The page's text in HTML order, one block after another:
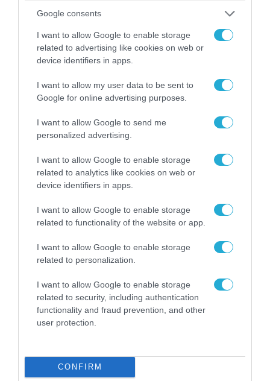
Google consents
I want to allow Google to enable storage
related to advertising like cookies on web or
device identifiers in apps.
I want to allow my user data to be sent to
Google for online advertising purposes.
I want to allow Google to send me
personalized advertising.
I want to allow Google to enable storage
related to analytics like cookies on web or
device identifiers in apps.
I want to allow Google to enable storage
related to functionality of the website or app.
I want to allow Google to enable storage
related to personalization.
I want to allow Google to enable storage
related to security, including authentication
functionality and fraud prevention, and other
user protection.
CONFIRM
08.08.2026 | 09:02
του Αρκά για τα τατουάζ (φωτο)
07.08.2026 | 20:02
Κωνσταντίνο Ζούλα από τον ΣΚΑΪ – Ο λόγος της
απομάκρυνσής του